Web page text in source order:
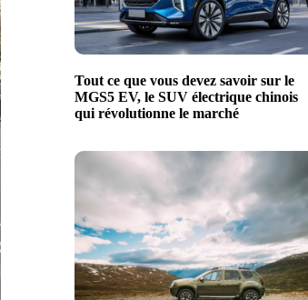
Tout ce que vous devez savoir sur le
MGS5 EV, le SUV électrique chinois
qui révolutionne le marché